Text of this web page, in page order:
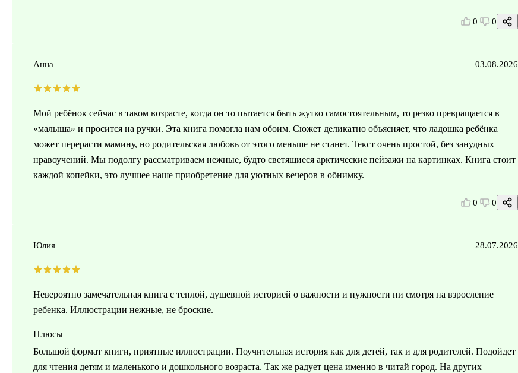
0 0
Анна 03.08.2026
Мой ребёнок сейчас в таком возрасте, когда он то пытается быть жутко самостоятельным, то резко превращается в
«малыша» и просится на ручки. Эта книга помогла нам обоим. Сюжет деликатно объясняет, что ладошка ребёнка
может перерасти мамину, но родительская любовь от этого меньше не станет. Текст очень простой, без занудных
нравоучений. Мы подолгу рассматриваем нежные, будто светящиеся арктические пейзажи на картинках. Книга стоит
каждой копейки, это лучшее наше приобретение для уютных вечеров в обнимку.
0 0
Юлия 28.07.2026
Невероятно замечательная книга с теплой, душевной историей о важности и нужности ни смотря на взросление
ребенка. Иллюстрации нежные, не броские.
Плюсы
Большой формат книги, приятные иллюстрации. Поучительная история как для детей, так и для родителей. Подойдет
для чтения детям и маленького и дошкольного возраста. Так же радует цена именно в читай город. На других